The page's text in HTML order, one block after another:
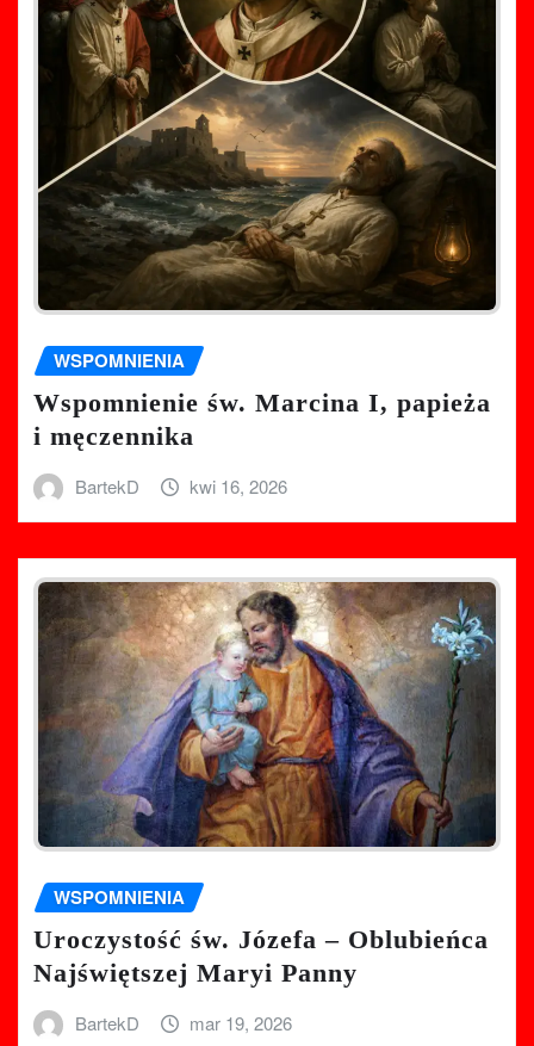
WSPOMNIENIA
Wspomnienie św. Marcina I, papieża
i męczennika
BartekD kwi 16, 2026
WSPOMNIENIA
Uroczystość św. Józefa – Oblubieńca
Najświętszej Maryi Panny
BartekD mar 19, 2026